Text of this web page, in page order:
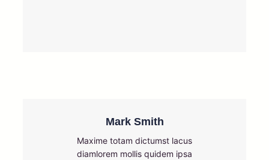
Mark Smith
Maxime totam dictumst lacus
diamlorem mollis quidem ipsa